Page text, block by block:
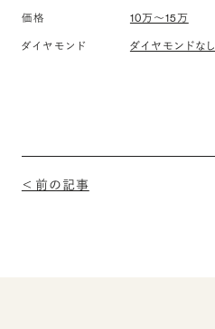
価格 10万〜15万
ダイヤモンド ダイヤモンドなし
＜ 前の記事